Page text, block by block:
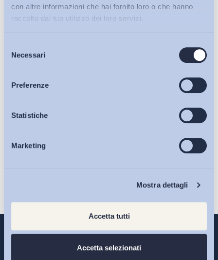
con altre informazioni che hai fornito loro o che hanno
raccolto dal tuo utilizzo dei loro servizi.
delNecessari
Preferenze
Statistiche
Marketing
Mostra dettagli
Accetta tutti
Accetta selezionati
Bollettini ADAPT
Articoli
Osservatori
Eventi
Ho letto e Accetto il trattamento dei dati personali descritti
Iscriviti